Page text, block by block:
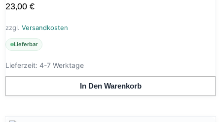
23,00 €
zzgl. Versandkosten
Lieferbar
Lieferzeit: 4-7 Werktage
In Den Warenkorb